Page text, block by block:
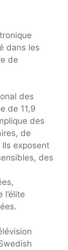
dans les
de
des
de 11,9
des
de
Ils exposent
des